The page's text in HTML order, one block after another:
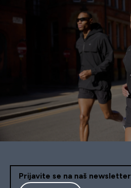
Prijavite se na naš newsletter